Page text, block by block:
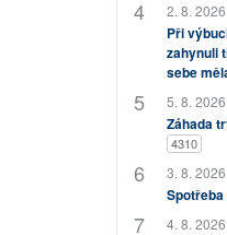
2. 8. 2026
Při
zahynuli
sebe
5. 8. 2026
Záhada
4310
3. 8. 2026
4. 8. 2026